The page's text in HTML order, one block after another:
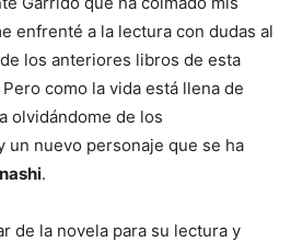
enfrenté a la lectura con dudas al
los anteriores libros de esta
como la vida está llena de
olvidándome de los
un nuevo personaje que se ha
.
de la novela para su lectura y